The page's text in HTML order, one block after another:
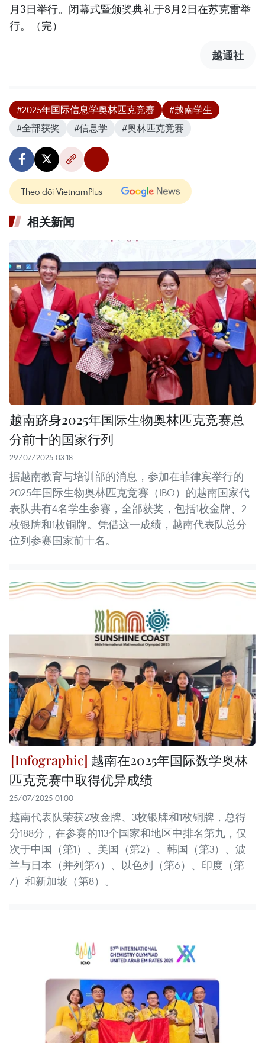
月3日举行。闭幕式暨颁奖典礼于8月2日在苏克雷举
行。（完）
越通社
#2025年国际信息学奥林匹克竞赛
#越南学生
#全部获奖
#信息学 #奥林匹克竞赛
Theo dõi VietnamPlus
相关新闻
越南跻身2025年国际生物奥林匹克竞赛总
分前十的国家行列
29/07/2025 03:18
据越南教育与培训部的消息，参加在菲律宾举行的
2025年国际生物奥林匹克竞赛（IBO）的越南国家代
表队共有4名学生参赛，全部获奖，包括1枚金牌、2
枚银牌和1枚铜牌。凭借这一成绩，越南代表队总分
位列参赛国家前十名。
越南在2025年国际数学奥林
匹克竞赛中取得优异成绩
25/07/2025 01:00
越南代表队荣获2枚金牌、3枚银牌和1枚铜牌，总得
分188分，在参赛的113个国家和地区中排名第九，仅
次于中国（第1）、美国（第2）、韩国（第3）、波
兰与日本（并列第4）、以色列（第6）、印度（第
7）和新加坡（第8）。